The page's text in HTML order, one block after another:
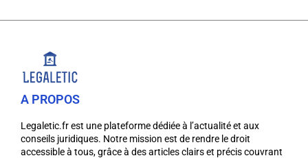
A PROPOS
Legaletic.fr est une plateforme dédiée à l’actualité et aux
conseils juridiques. Notre mission est de rendre le droit
accessible à tous, grâce à des articles clairs et précis couvrant